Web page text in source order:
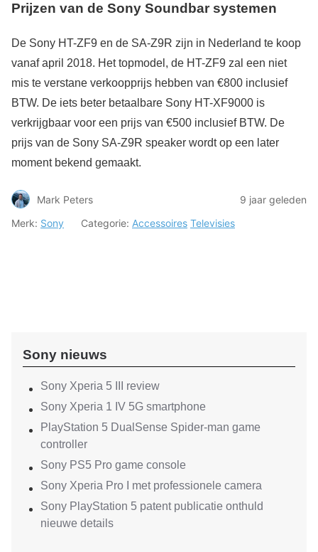
Prijzen van de Sony Soundbar systemen
De Sony HT-ZF9 en de SA-Z9R zijn in Nederland te koop
vanaf april 2018. Het topmodel, de HT-ZF9 zal een niet
mis te verstane verkoopprijs hebben van €800 inclusief
BTW. De iets beter betaalbare Sony HT-XF9000 is
verkrijgbaar voor een prijs van €500 inclusief BTW. De
prijs van de Sony SA-Z9R speaker wordt op een later
moment bekend gemaakt.
Mark Peters
9 jaar geleden
Merk: Sony Categorie: Accessoires Televisies
Sony nieuws
Sony Xperia 5 III review
Sony Xperia 1 IV 5G smartphone
PlayStation 5 DualSense Spider-man game
controller
Sony PS5 Pro game console
Sony Xperia Pro I met professionele camera
Sony PlayStation 5 patent publicatie onthuld
nieuwe details